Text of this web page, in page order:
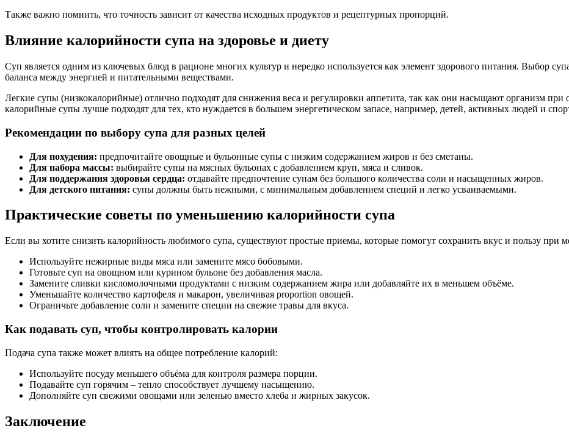
Также важно помнить, что точность зависит от качества исходных продуктов и рецептурных пропорций.
Влияние калорийности супа на здоровье и диету
Суп является одним из ключевых блюд в рационе многих культур и нередко используется как элемент здорового питания. Выбор
баланса между энергией и питательными веществами.
Легкие супы (низкокалорийные) отлично подходят для снижения веса и регулировки аппетита, так как они насыщают организм при
калорийные супы лучше подходят для тех, кто нуждается в большем энергетическом запасе, например, детей, активных людей и
Рекомендации по выбору супа для разных целей
Для похудения: предпочитайте овощные и бульонные супы с низким содержанием жиров и без сметаны.
Для набора массы: выбирайте супы на мясных бульонах с добавлением круп, мяса и сливок.
Для поддержания здоровья сердца: отдавайте предпочтение супам без большого количества соли и насыщенных жиров.
Для детского питания: супы должны быть нежными, с минимальным добавлением специй и легко усваиваемыми.
Практические советы по уменьшению калорийности супа
Если вы хотите снизить калорийность любимого супа, существуют простые приемы, которые помогут сохранить вкус и пользу при
Используйте нежирные виды мяса или замените мясо бобовыми.
Готовьте суп на овощном или курином бульоне без добавления масла.
Замените сливки кисломолочными продуктами с низким содержанием жира или добавляйте их в меньшем объёме.
Уменьшайте количество картофеля и макарон, увеличивая proportion овощей.
Ограничьте добавление соли и замените специи на свежие травы для вкуса.
Как подавать суп, чтобы контролировать калории
Подача супа также может влиять на общее потребление калорий:
Используйте посуду меньшего объёма для контроля размера порции.
Подавайте суп горячим – тепло способствует лучшему насыщению.
Дополняйте суп свежими овощами или зеленью вместо хлеба и жирных закусок.
Заключение